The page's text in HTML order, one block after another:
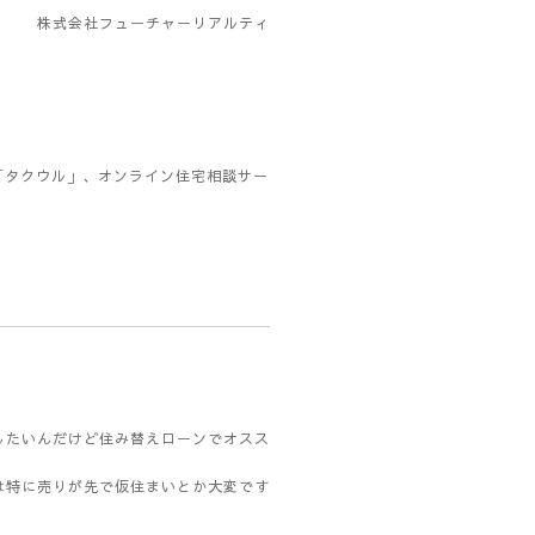
株式会社フューチャーリアルティ
クウル」、オンライン住宅相談サー
いんだけど住み替えローンでオスス
に売りが先で仮住まいとか大変です